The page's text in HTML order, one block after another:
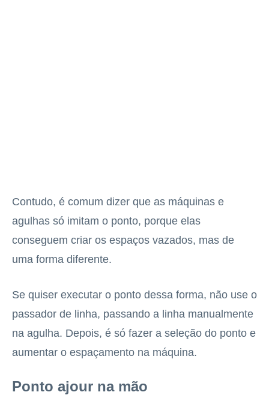
Contudo, é comum dizer que as máquinas e
agulhas só imitam o ponto, porque elas
conseguem criar os espaços vazados, mas de
uma forma diferente.
Se quiser executar o ponto dessa forma, não use o
passador de linha, passando a linha manualmente
na agulha. Depois, é só fazer a seleção do ponto e
aumentar o espaçamento na máquina.
Ponto ajour na mão